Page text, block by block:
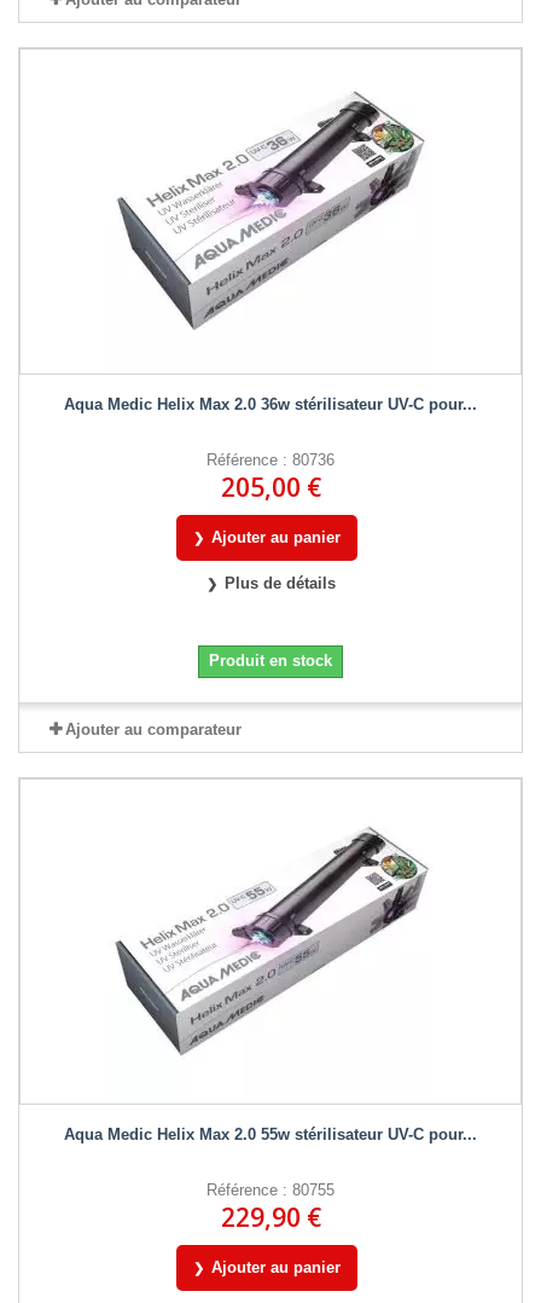
Aqua Medic Helix Max 2.0 36w stérilisateur UV-C pour...
Référence : 80736
205,00 €
Ajouter au panier
Plus de détails
Produit en stock
Ajouter au comparateur
Aqua Medic Helix Max 2.0 55w stérilisateur UV-C pour...
Référence : 80755
229,90 €
Ajouter au panier